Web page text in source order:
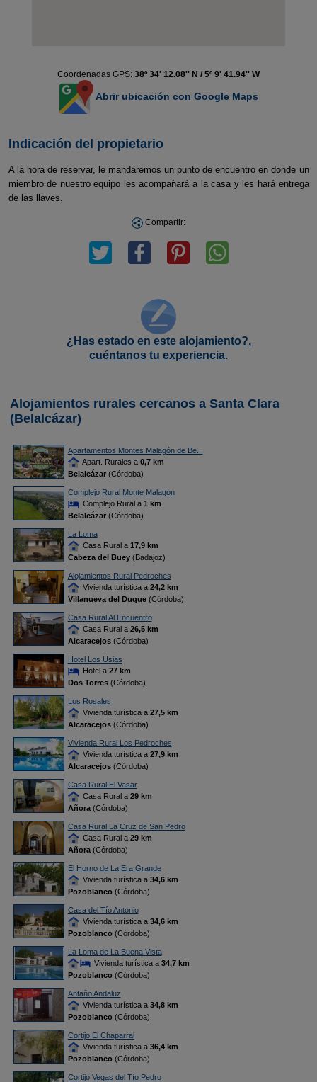
Coordenadas GPS: 38º 34' 12.08'' N / 5º 9' 41.94'' W
Abrir ubicación con Google Maps
Indicación del propietario
A la hora de reservar, le mandaremos un punto de encuentro en donde un
miembro de nuestro equipo les acompañará a la casa y les hará entrega
de las llaves.
Compartir:
¿Has estado en este alojamiento?,
cuéntanos tu experiencia.
Alojamientos rurales cercanos a Santa Clara
(Belalcázar)
Apartamentos Montes Malagón de Be...
Apart. Rurales a 0,7 km
Belalcázar(Córdoba)
Complejo Rural Monte Malagón
Complejo Rural a 1 km
Belalcázar(Córdoba)
La Loma
Casa Rural a 17,9 km
Cabeza del Buey(Badajoz)
Alojamientos Rural Pedroches
Vivienda turística a 24,2 km
Villanueva del Duque(Córdoba)
Casa Rural Al Encuentro
Casa Rural a 26,5 km
Alcaracejos(Córdoba)
Hotel Los Usias
Hotel a 27 km
Dos Torres(Córdoba)
Los Rosales
Vivienda turística a 27,5 km
Alcaracejos(Córdoba)
Vivienda Rural Los Pedroches
Vivienda turística a 27,9 km
Alcaracejos(Córdoba)
Casa Rural El Vasar
Casa Rural a 29 km
Añora(Córdoba)
Casa Rural La Cruz de San Pedro
Casa Rural a 29 km
Añora(Córdoba)
El Horno de La Era Grande
Vivienda turística a 34,6 km
Pozoblanco(Córdoba)
Casa del Tío Antonio
Vivienda turística a 34,6 km
Pozoblanco(Córdoba)
La Loma de La Buena Vista
Vivienda turística a 34,7 km
Pozoblanco(Córdoba)
Antaño Andaluz
Vivienda turística a 34,8 km
Pozoblanco(Córdoba)
Cortijo El Chaparral
Vivienda turística a 36,4 km
Pozoblanco(Córdoba)
Cortijo Vegas del Tío Pedro